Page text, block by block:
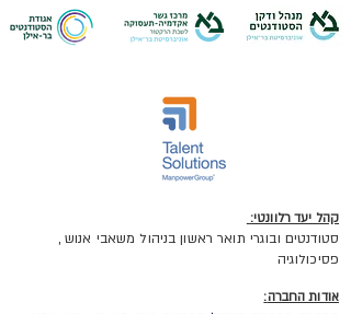
קהל יעד רלוונטי:
סטודנטים ובוגרי תואר ראשון בניהול משאבי אנוש ,
פסיכולוגיה
:אודות החברה